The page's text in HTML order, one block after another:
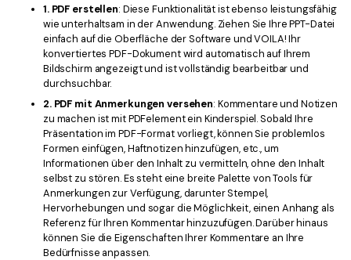
1. PDF erstellen: Diese Funktionalität ist ebenso leistungsfähig
wie unterhaltsam in der Anwendung. Ziehen Sie Ihre PPT-Datei
einfach auf die Oberfläche der Software und VOILA! Ihr
konvertiertes PDF-Dokument wird automatisch auf Ihrem
Bildschirm angezeigt und ist vollständig bearbeitbar und
durchsuchbar.
2. PDF mit Anmerkungen versehen: Kommentare und Notizen
zu machen ist mit PDFelement ein Kinderspiel. Sobald Ihre
Präsentation im PDF-Format vorliegt, können Sie problemlos
Formen einfügen, Haftnotizen hinzufügen, etc., um
Informationen über den Inhalt zu vermitteln, ohne den Inhalt
selbst zu stören. Es steht eine breite Palette von Tools für
Anmerkungen zur Verfügung, darunter Stempel,
Hervorhebungen und sogar die Möglichkeit, einen Anhang als
Referenz für Ihren Kommentar hinzuzufügen. Darüber hinaus
können Sie die Eigenschaften Ihrer Kommentare an Ihre
Bedürfnisse anpassen.